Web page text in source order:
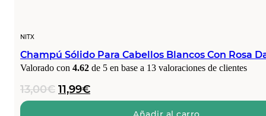
NITX
Champú Sólido Para Cabellos Blancos Con Rosa
Valorado con 4.62 de 5 en base a 13 valoraciones de clientes
13,00€ El
precio
11,99€El
precio